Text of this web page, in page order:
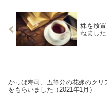
株を放
ねました
かっぱ寿司、五等分の花嫁のクリ
をもらいました（2021年1月）